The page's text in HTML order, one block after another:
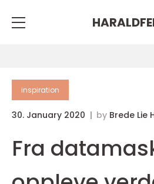
inspiration
30. January 2020 by Brede Lie
Fra